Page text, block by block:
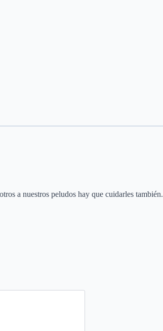
a nuestros peludos hay que cuidarles